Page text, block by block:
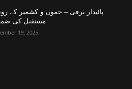
پائیدار ترقی – جموں و کشمیر کے
مستقبل کی
19, 2025